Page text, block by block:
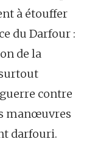
à étouffer
du Darfour :
de la
contre
manœuvres
darfouri.